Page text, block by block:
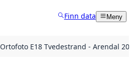
Finn data Meny
Ortofoto E18 Tvedestrand - Arendal